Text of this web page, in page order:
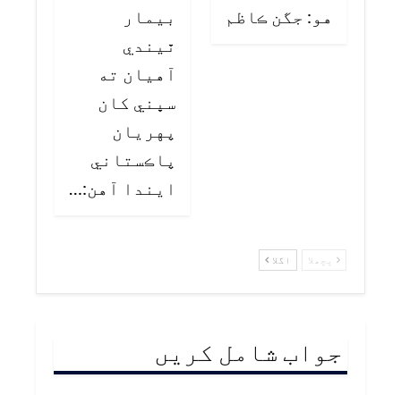
هو: جگن ڪاظم
بيمار
ٿيندي
آهيان ته
سڀني کان
پهريان
پاڪستاني
ايندا آهن:…
پچھلا اگلا
جواب شامل کریں